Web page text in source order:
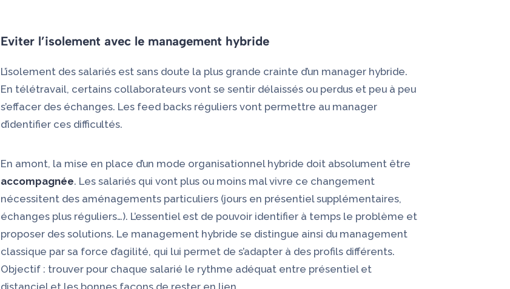
Eviter l’isolement avec le management hybride
L’isolement des salariés est sans doute la plus grande crainte d’un manager hybride.
En télétravail, certains collaborateurs vont se sentir délaissés ou perdus et peu à peu
s’effacer des échanges. Les feed backs réguliers vont permettre au manager
d’identifier ces difficultés.
En amont, la mise en place d’un mode organisationnel hybride doit absolument être
accompagnée. Les salariés qui vont plus ou moins mal vivre ce changement
nécessitent des aménagements particuliers (jours en présentiel supplémentaires,
échanges plus réguliers…). L’essentiel est de pouvoir identifier à temps le problème et
proposer des solutions. Le management hybride se distingue ainsi du management
classique par sa force d’agilité, qui lui permet de s’adapter à des profils différents.
Objectif : trouver pour chaque salarié le rythme adéquat entre présentiel et
distanciel et les bonnes façons de rester en lien.